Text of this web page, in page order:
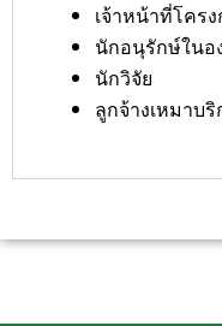
เจ้าหน้าที่โคร
นักอนุรักษ์ในอ
นักวิจัย
ลูกจ้างเหมาบ